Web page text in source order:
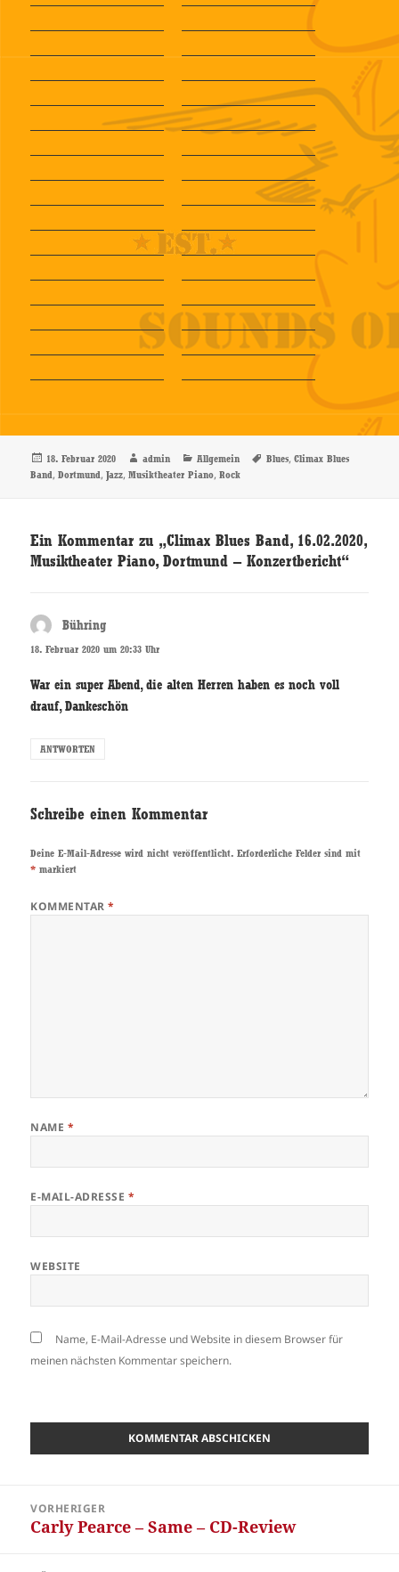
Veröffentlicht
am
18. Februar 2020 Autor
admin Kategorien
Allgemein Schlagwörter
Blues,Climax Blues
Band,Dortmund,Jazz,Musiktheater Piano,Rock
Ein Kommentar zu „Climax Blues Band, 16.02.2020,
Musiktheater Piano, Dortmund – Konzertbericht“
Bühring
18. Februar 2020 um 20:33 Uhr
War ein super Abend, die alten Herren haben es noch voll
drauf, Dankeschön
ANTWORTEN
Schreibe einen Kommentar
Deine E-Mail-Adresse wird nicht veröffentlicht. Erforderliche Felder sind mit
* markiert
KOMMENTAR*
NAME *
E-MAIL-ADRESSE *
WEBSITE
Name, E-Mail-Adresse und Website in diesem Browser für
meinen nächsten Kommentar speichern.
VORHERIGER
Vorheriger
Carly Pearce – Same – CD-Review